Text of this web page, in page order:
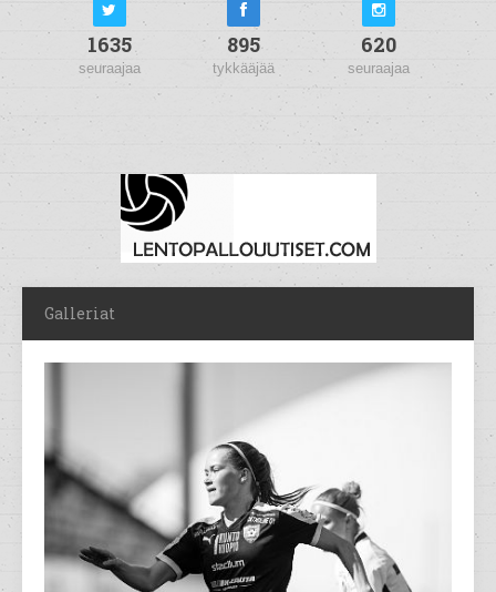
1635
seuraajaa
895
tykkääjää
620
seuraajaa
Galleriat